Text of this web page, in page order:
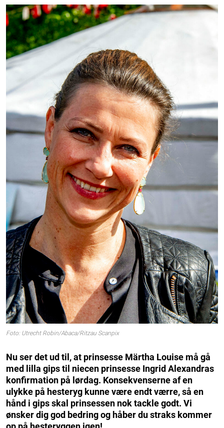
Foto: Utrecht Robin/Abaca/Ritzau Scanpix
Nu ser det ud til, at prinsesse Märtha Louise må gå
med lilla gips til niecen prinsesse Ingrid Alexandras
konfirmation på lørdag. Konsekvenserne af en
ulykke på hesteryg kunne være endt værre, så en
hånd i gips skal prinsessen nok tackle godt. Vi
ønsker dig god bedring og håber du straks kommer